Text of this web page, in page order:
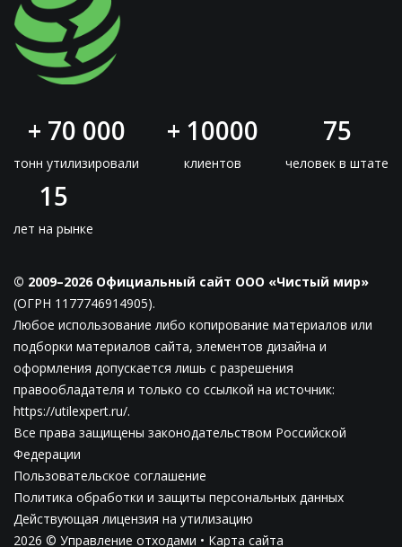
+ 70 000
тонн утилизировали
+ 10000
клиентов
75
человек в штате
15
лет на рынке
© 2009–2026 Официальный сайт ООО «Чистый мир»
(ОГРН 1177746914905).
Любое использование либо копирование материалов или
подборки материалов сайта, элементов дизайна и
оформления допускается лишь с разрешения
правообладателя и только со ссылкой на источник:
https://utilexpert.ru/.
Все права защищены законодательством Российской
Федерации
Пользовательское соглашение
Политика обработки и защиты персональных данных
Действующая лицензия на утилизацию
2026 © Управление отходами • Карта сайта